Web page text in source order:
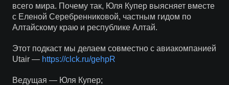
всего мира. Почему так, Юля Купер выясняет вместе
с Еленой Серебренниковой, частным гидом по
Алтайскому краю и республике Алтай.
Этот подкаст мы делаем совместно с авиакомпанией
Utair — https://clck.ru/gehpR
Ведущая — Юля Купер;